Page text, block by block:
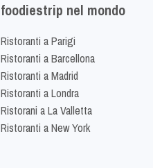
foodiestrip nel mondo
Ristoranti a Parigi
Ristoranti a Barcellona
Ristoranti a Madrid
Ristoranti a Londra
Ristorani a La Valletta
Ristoranti a New York